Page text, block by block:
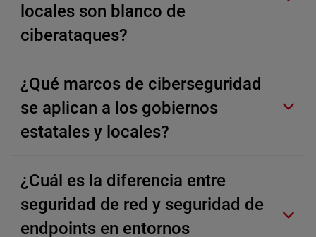
locales son blanco de
ciberataques?
¿Qué marcos de ciberseguridad
se aplican a los gobiernos
estatales y locales?
¿Cuál es la diferencia entre
seguridad de red y seguridad de
endpoints en entornos